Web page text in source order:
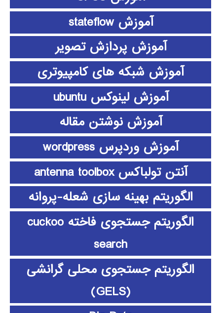
آموزش stateflow
آموزش پردازش تصویر
آموزش شبکه های کامپیوتری
آموزش لینوکس ubuntu
آموزش نوشتن مقاله
آموزش وردپرس wordpress
آنتن تولباکس antenna toolbox
الگوریتم بهینه سازی شعله-پروانه
الگوریتم جستجوی فاخته cuckoo
search
الگوریتم جستجوی محلی گرانشی
(GELS)